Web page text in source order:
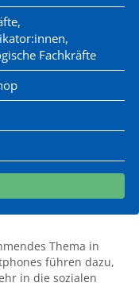
Fachkräfte
Thema in
führen dazu,
in die sozialen